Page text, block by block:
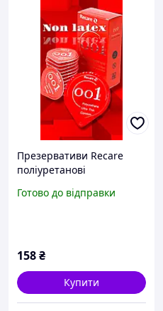
Презервативи Recare
поліуретанові
сексу без смаку і запаху
Готово до відправки
158₴
Купити